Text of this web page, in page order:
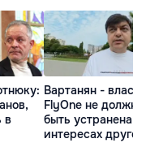
в
Вартанян -
FlyOne не должна
быть устранена в
интересах другой